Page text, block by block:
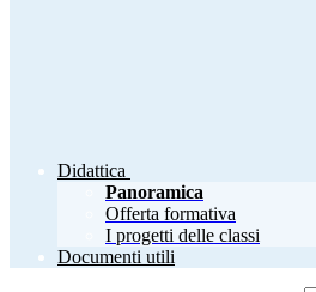
Didattica
Panoramica
Offerta formativa
I progetti delle classi
Documenti utili